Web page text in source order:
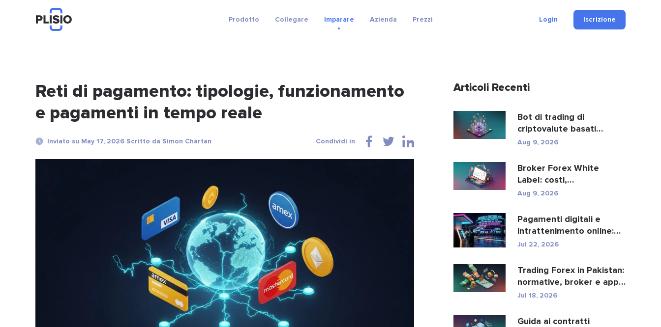
Prodotto Collegare Imparare Azienda Prezzi Login Iscrizione
Reti di pagamento: tipologie, funzionamento
e pagamenti in tempo reale
Inviato su May 17, 2026 Scritto da Simon Chartan Condividi in
Articoli Recenti
Bot di trading di
criptovalute basati
sull’intelligenza artifici...
Aug 9, 2026
Broker Forex White
Label: costi,
configurazione e guida al
Aug 9, 2026
Pagamenti digitali e
intrattenimento online:
ecco come crypto e fi...
Jul 22, 2026
Trading Forex in Pakistan:
normative, broker e app
di trading.
Jul 18, 2026
Guida ai contratti